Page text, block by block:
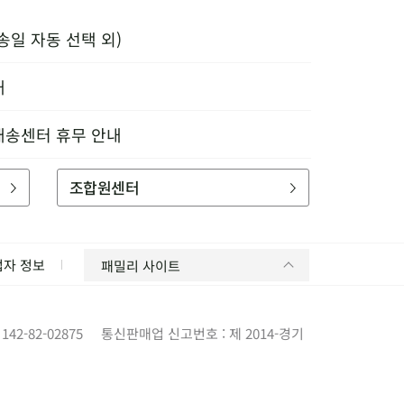
일 자동 선택 외)
센터 휴무 안내
조합원센터
정보 패밀리 사이트
82-02875 통신판매업 신고번호 : 제 2014-경기